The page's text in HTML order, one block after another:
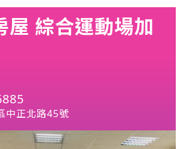
屋 綜合運動場加
中正北路45號